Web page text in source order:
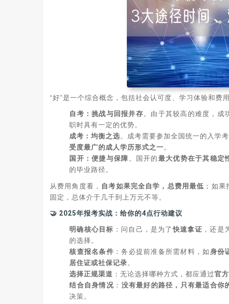
“好”是一个综合概念，包括社会认可度、学习体验和费用
自考：挑战与回报并存。由于其较高的难度，成
职时具有一定的优势。
成考：均衡之选。成考需要参加全国统一的入学
受度最广的成人学历形式之一‌。
国开：便捷与保障 ‌。国开的‌最大优势在于其稳定
的毕业路径。
从费用角度看，‌ 自考如果完全自学，总费用最低 ；如
固定，总体介于几千到上万元不等。
🤝 2025年报考实战：给你的4点行动建议
明确核心目标 ‌：问自己，是为了‌快速拿证 ，还是
的选择。
核查报名条件 ‌：务必提前准备所需材料，如‌身份
居住证或社保记录‌。
选择正规渠道 ‌：无论选择哪种方式，都应通过‌官
结合自身情况‌：‌ 没有最好的路径，只有最适合你
决策。